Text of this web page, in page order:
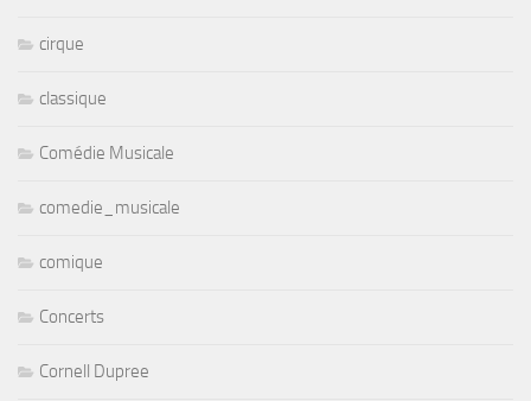
cirque
classique
Comédie Musicale
comedie_musicale
comique
Concerts
Cornell Dupree